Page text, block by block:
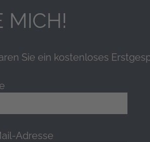
MICH!
Sie ein kostenloses
Adresse